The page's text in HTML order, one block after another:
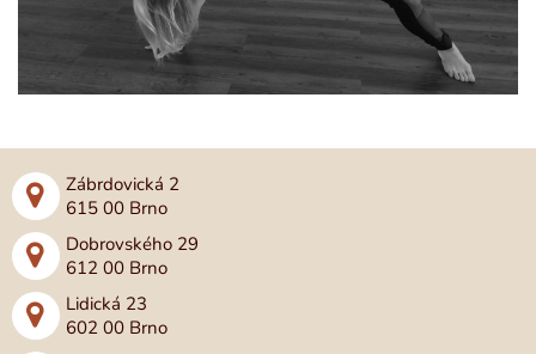
Zábrdovická 2
615 00 Brno
Dobrovského 29
612 00 Brno
Lidická 23
602 00 Brno